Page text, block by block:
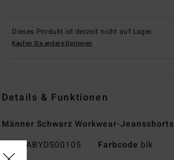
Dieses Produkt ist derzeit nicht auf Lager.
Kaufen Sie andere Optionen
Details & Funktionen
Männer Schwarz Workwear-Jeansshorts
ABYDS00105 Farbcode blk